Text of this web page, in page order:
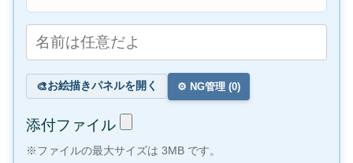
🎨お絵描きパネルを開く ⚙️ NG管理 (0)
添付ファイル
※ファイルの最大サイズは 3MB です。